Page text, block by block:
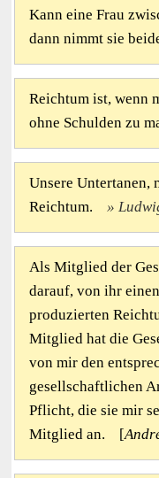
Kann eine Frau
dann nimmt sie
Reichtum ist, wenn
ohne Schulden zu
Unsere Untertanen,
Reichtum.
Als Mitglied der
darauf, von ihr
produzierten
Mitglied hat die
von mir den
gesellschaftlichen
Pflicht, die sie mir
Mitglied an. [